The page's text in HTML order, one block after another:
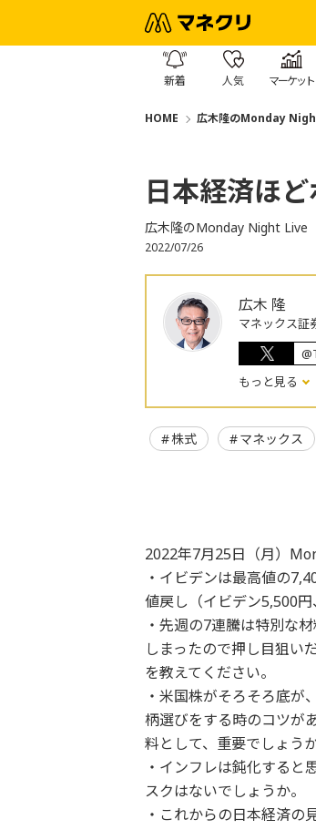
新着 人気 マーケット
HOME 広木隆のMonday
日本経済ほ
広木隆のMonday Night Live
2022/07/26
広木 隆
マネックス証
もっと見る
株式 マネックス
2022年7月25日（月）
・イビデンは最高値の
値戻し（イビデン5,500
・先週の7連騰は特別な
しまったので押し目狙い
を教えてください。
・米国株がそろそろ底が
柄選びをする時のコツが
料として、重要でしょう
・インフレは鈍化すると
スクはないでしょうか。
・これからの日本経済の